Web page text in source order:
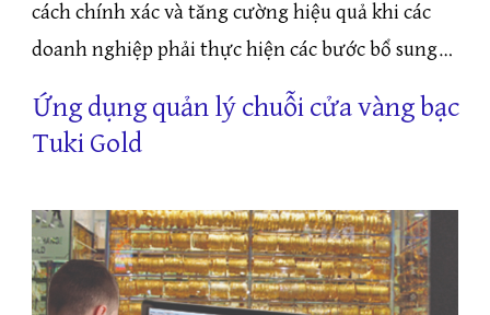
cách chính xác và tăng cường hiệu quả khi các
doanh nghiệp phải thực hiện các bước bổ sung…
Ứng dụng quản lý chuỗi cửa vàng bạc
Tuki Gold